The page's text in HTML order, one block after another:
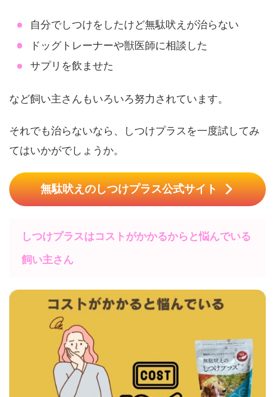
自分でしつけをしたけど無駄吠えが治らない
ドッグトレーナーや獣医師に相談した
サプリを飲ませた
など飼い主さんもいろいろ努力されています。
それでも治らないなら、しつけプラスを一度試してみ
てはいかがでしょうか。
無駄吠えのしつけプラス公式サイト
しつけプラスはコストがかかるからと悩んでいる
飼い主さん